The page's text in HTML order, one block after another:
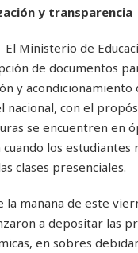
y transparencia
Ministerio de
de documentos
y acondicionamiento
nacional, con el
se encuentren en
los estudiantes
clases presenciales.
la mañana de este
a depositar las
en sobres